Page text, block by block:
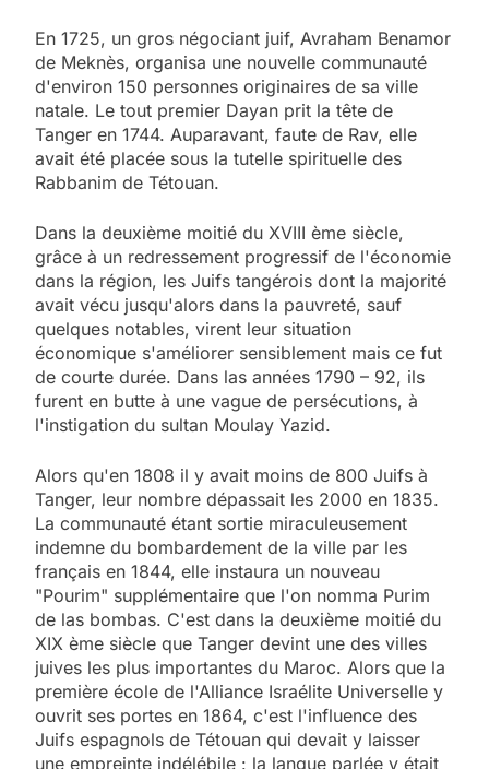
En 1725, un gros négociant juif, Avraham Benamor
de Meknès, organisa une nouvelle communauté
d'environ 150 personnes originaires de sa ville
natale. Le tout premier Dayan prit la tête de
Tanger en 1744. Auparavant, faute de Rav, elle
avait été placée sous la tutelle spirituelle des
Rabbanim de Tétouan.
Dans la deuxième moitié du XVIII ème siècle,
grâce à un redressement progressif de l'économie
dans la région, les Juifs tangérois dont la majorité
avait vécu jusqu'alors dans la pauvreté, sauf
quelques notables, virent leur situation
économique s'améliorer sensiblement mais ce fut
de courte durée. Dans las années 1790 – 92, ils
furent en butte à une vague de persécutions, à
l'instigation du sultan Moulay Yazid.
Alors qu'en 1808 il y avait moins de 800 Juifs à
Tanger, leur nombre dépassait les 2000 en 1835.
La communauté étant sortie miraculeusement
indemne du bombardement de la ville par les
français en 1844, elle instaura un nouveau
"Pourim" supplémentaire que l'on nomma Purim
de las bombas. C'est dans la deuxième moitié du
XIX ème siècle que Tanger devint une des villes
juives les plus importantes du Maroc. Alors que la
première école de l'Alliance Israélite Universelle y
ouvrit ses portes en 1864, c'est l'influence des
Juifs espagnols de Tétouan qui devait y laisser
une empreinte indélébile : la langue parlée y était